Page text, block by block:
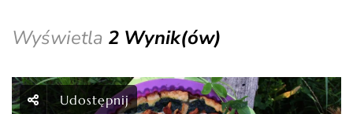
Wyświetla 2 Wynik(ów)
Udostępnij